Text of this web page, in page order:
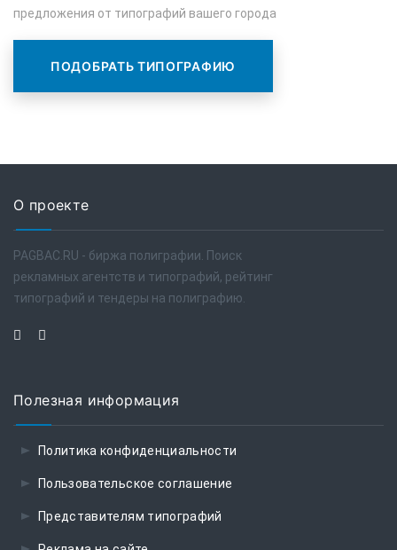
предложения от типографий вашего города
ПОДОБРАТЬ ТИПОГРАФИЮ
О проекте
PAGBAC.RU - биржа полиграфии. Поиск
рекламных агентств и типографий, рейтинг
типографий и тендеры на полиграфию.
Полезная информация
Политика конфиденциальности
Пользовательское соглашение
Представителям типографий